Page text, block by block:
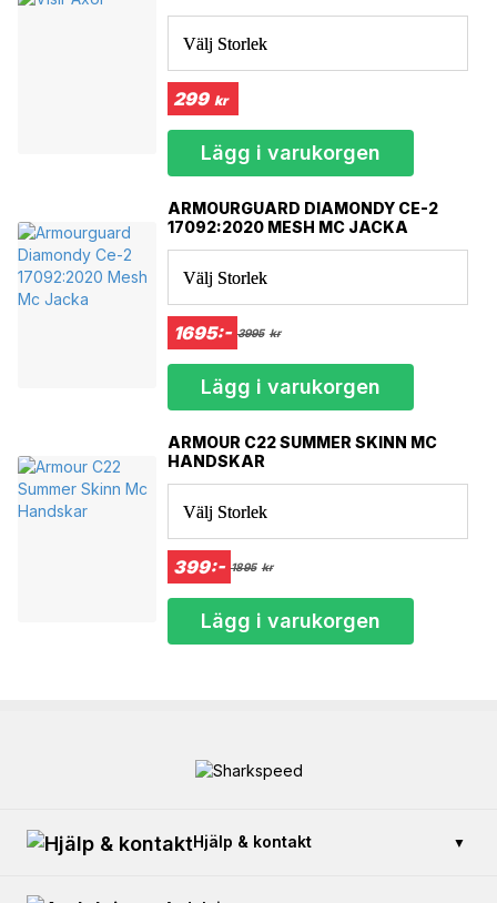
M /54-56 CM
Välj Storlek
299 kr
Lägg i varukorgen
ARMOURGUARD DIAMONDY CE-2
17092:2020 MESH MC JACKA
Välj Storlek
1695:- 3995 kr
Lägg i varukorgen
ARMOUR C22 SUMMER SKINN MC
HANDSKAR
Välj Storlek
399:- 1895 kr
Lägg i varukorgen
Hjälp & kontakt ▼